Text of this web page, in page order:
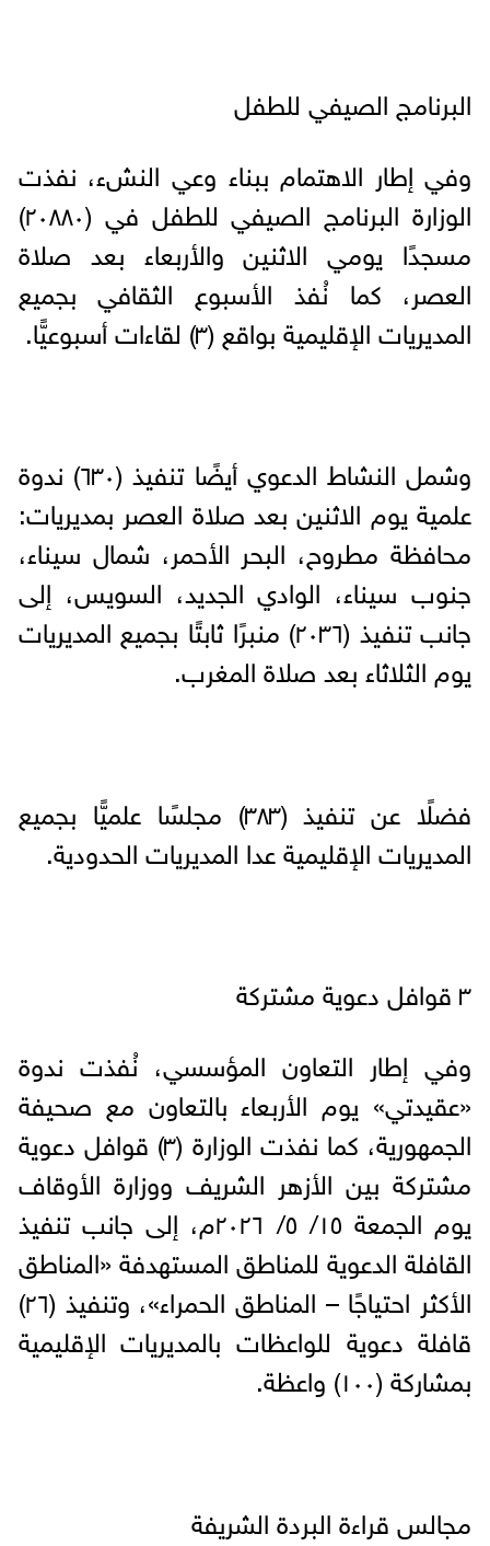
البرنامج الصيفي للطفل
وفي إطار الاهتمام ببناء وعي النشء، نفذت
الوزارة البرنامج الصيفي للطفل في (٢٠٨٨٠)
مسجدًا يومي الاثنين والأربعاء بعد صلاة
العصر، كما نُفذ الأسبوع الثقافي بجميع
المديريات الإقليمية بواقع (٣) لقاءات أسبوعيًّا.
وشمل النشاط الدعوي أيضًا تنفيذ (٦٣٠) ندوة
علمية يوم الاثنين بعد صلاة العصر بمديريات:
محافظة مطروح، البحر الأحمر، شمال سيناء،
جنوب سيناء، الوادي الجديد، السويس، إلى
جانب تنفيذ (٢٠٣٦) منبرًا ثابتًا بجميع المديريات
يوم الثلاثاء بعد صلاة المغرب.
فضلًا عن تنفيذ (٣٨٣) مجلسًا علميًّا بجميع
المديريات الإقليمية عدا المديريات الحدودية.
٣ قوافل دعوية مشتركة
وفي إطار التعاون المؤسسي، نُفذت ندوة
«عقيدتي» يوم الأربعاء بالتعاون مع صحيفة
الجمهورية، كما نفذت الوزارة (٣) قوافل دعوية
مشتركة بين الأزهر الشريف ووزارة الأوقاف
يوم الجمعة ١٥/ ٥/ ٢٠٢٦م، إلى جانب تنفيذ
القافلة الدعوية للمناطق المستهدفة «المناطق
الأكثر احتياجًا – المناطق الحمراء»، وتنفيذ (٢٦)
قافلة دعوية للواعظات بالمديريات الإقليمية
بمشاركة (١٠٠) واعظة.
مجالس قراءة البردة الشريفة